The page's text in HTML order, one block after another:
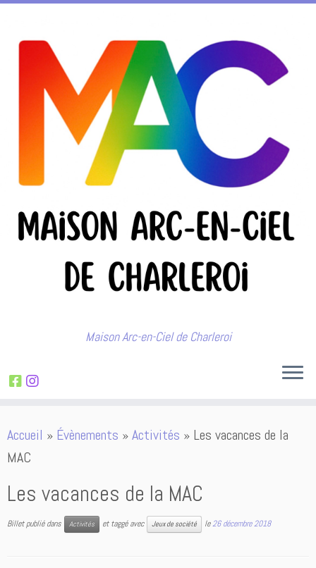
au
contenu
Maison Arc-en-Ciel de Charleroi
Accueil » Évènements »Activités » Les vacances de la
MAC
Les vacances de la MAC
Billet publié dans Activités et taggé avec Jeux de société le26 décembre 2018